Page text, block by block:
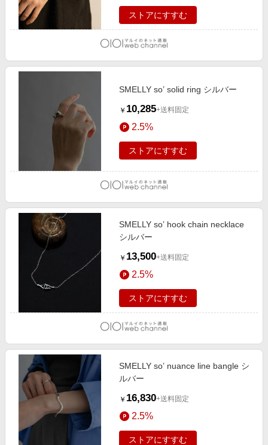
ストアにすすむ
SMELLY so’ solid ring シルバー
￥ 10,285+送料固定
2.5%
ストアにすすむ
SMELLY so’ hook chain necklace
シルバー
￥ 13,500+送料固定
2.5%
ストアにすすむ
SMELLY so’ nuance line bangle シ
ルバー
￥ 16,830+送料固定
2.5%
ストアにすすむ